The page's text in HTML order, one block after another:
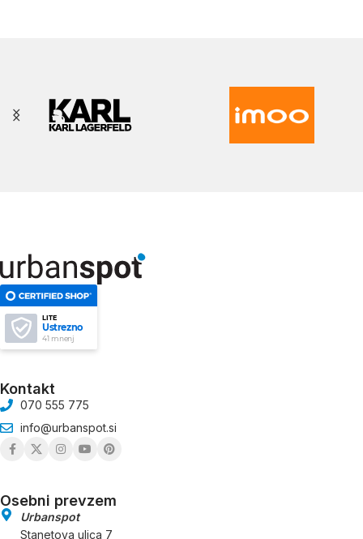
LITE
Ustrezno
41 mnenj
Kontakt
070 555 775
info@urbanspot.si
Osebni prevzem
Urbanspot
Stanetova ulica 7